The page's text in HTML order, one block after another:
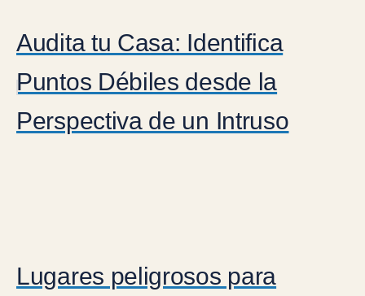
Audita tu Casa: Identifica
Puntos Débiles desde la
Perspectiva de un Intruso
Lugares peligrosos para